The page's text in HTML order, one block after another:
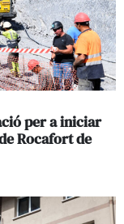
per a iniciar
Rocafort de